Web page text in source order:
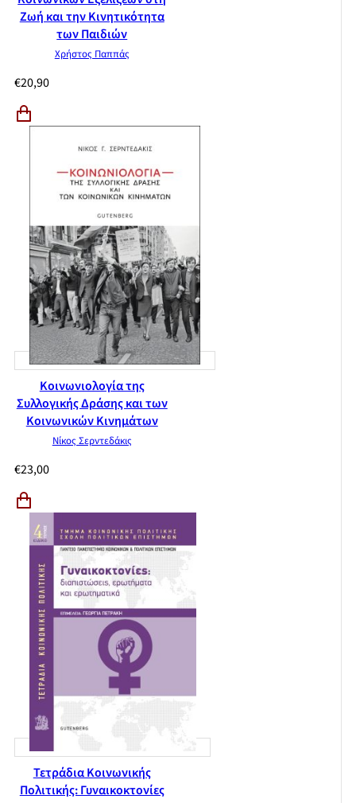
Ζωή και την Κινητικότητα
των Παιδιών
Χρήστος Παππάς
€20,90
Κοινωνιολογία της
Συλλογικής Δράσης και των
Κοινωνικών Κινημάτων
Νίκος Σερντεδάκις
€23,00
Τετράδια Κοινωνικής
Πολιτικής: Γυναικοκτονίες